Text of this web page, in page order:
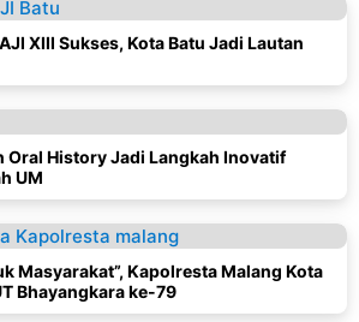
XIII Sukses, Kota Batu Jadi Lautan
Oral History Jadi Langkah Inovatif
UM
Masyarakat”, Kapolresta Malang Kota
Bhayangkara ke-79